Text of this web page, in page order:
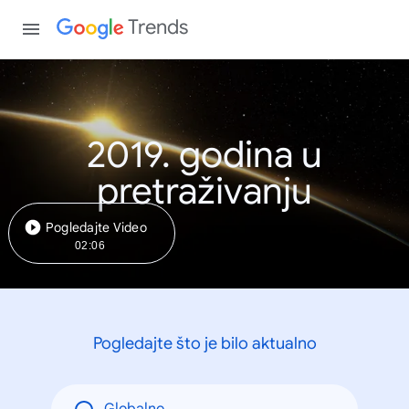
Trends
2019. godina u
pretraživanju
Pogledajte Video
02:06
Pogledajte što je bilo aktualno